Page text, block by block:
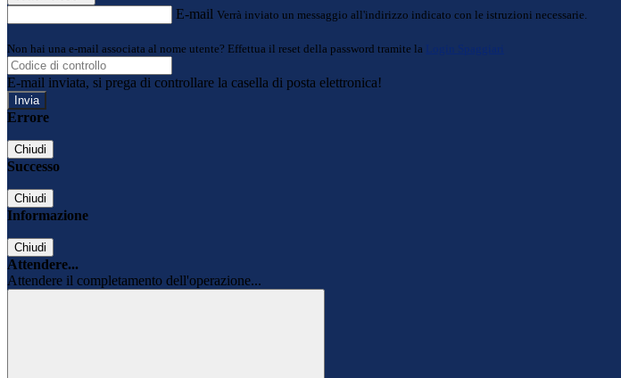
E-mail Verrà inviato un messaggio all'indirizzo indicato con le istruzioni necessarie.
Non hai una e-mail associata al nome utente? Effettua il reset della password tramite la Login Spaggiari
E-mail inviata, si prega di controllare la casella di posta elettronica!
Errore
Chiudi
Successo
Chiudi
Informazione
Chiudi
Attendere...
Attendere il completamento dell'operazione...